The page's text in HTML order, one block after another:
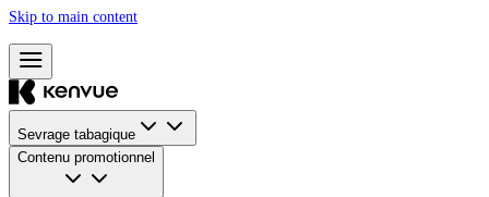
Skip to main content
Sevrage tabagique
Contenu promotionnel